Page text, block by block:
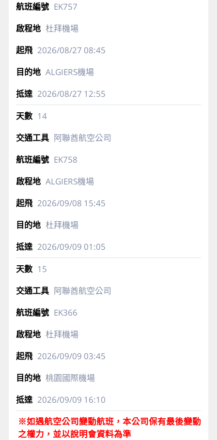
EK757
杜拜機場
2026/08/27 08:45
ALGIERS機場
2026/08/27 12:55
14
阿聯酋航空公司
EK758
ALGIERS機場
2026/09/08 15:45
杜拜機場
2026/09/09 01:05
15
阿聯酋航空公司
EK366
杜拜機場
2026/09/09 03:45
桃園國際機場
2026/09/09 16:10
※如遇航空公司變動航班，本公司保有最後變動
之權力，並以說明會資料為準